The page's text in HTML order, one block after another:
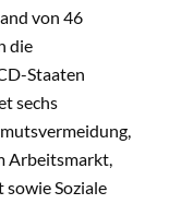
von 46
die
Staaten
sechs
Arbeitsmarkt,
Soziale